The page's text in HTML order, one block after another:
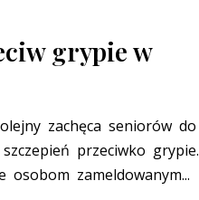
grypie w
zachęca seniorów do
przeciwko grypie.
osobom zameldowanym...